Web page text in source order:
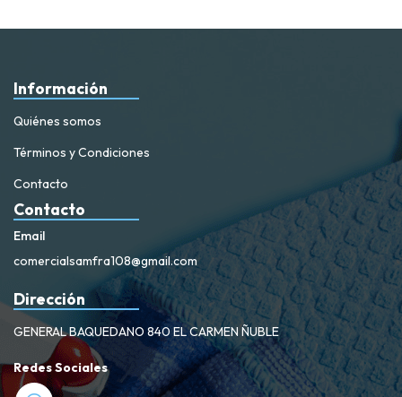
Información
Quiénes somos
Términos y Condiciones
Contacto
Contacto
Email
comercialsamfra108@gmail.com
Dirección
GENERAL BAQUEDANO 840 EL CARMEN ÑUBLE
Redes Sociales